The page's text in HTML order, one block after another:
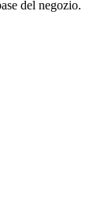
del negozio.